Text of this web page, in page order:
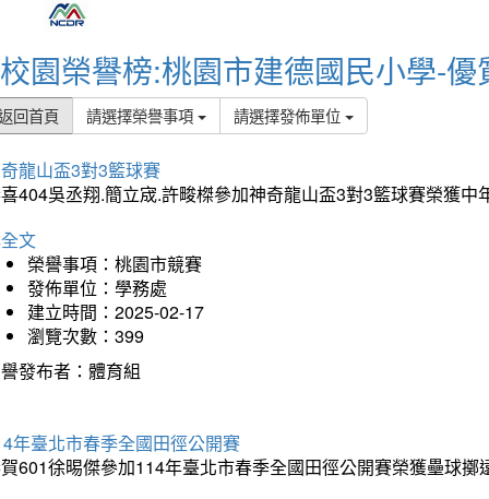
校園榮譽榜:桃園市建德國民小學-優
回首頁 請選擇榮譽事項 請選擇發佈單位
龍山盃3對3籃球賽
404吳丞翔.簡立宬.許畯榤參加神奇龍山盃3對3籃球賽榮獲中
文
榮譽事項：桃園市競賽
發佈單位：學務處
建立時間：2025-02-17
瀏覽次數：399
發布者：體育組
年臺北市春季全國田徑公開賽
601徐晹傑參加114年臺北市春季全國田徑公開賽榮獲壘球擲